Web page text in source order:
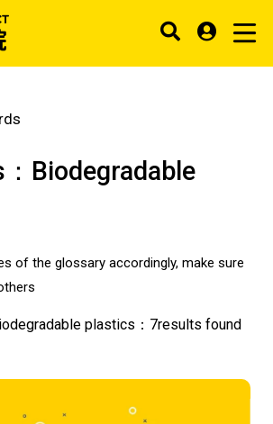
Biodegradable
of the glossary accordingly, make sure
plastics ： 7results found